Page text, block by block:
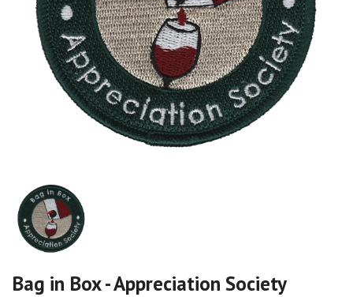
Bag in Box - Appreciation Society